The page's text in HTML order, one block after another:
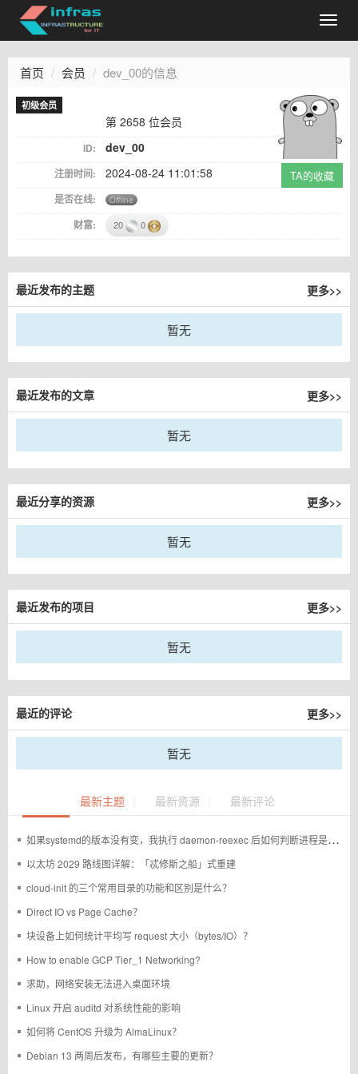
首页 会员 dev_00的信息
TA的收藏
初级会员
第 2658 位会员
ID: dev_00
注册时间: 2024-08-24 11:01:58
是否在线: Offline
财富: 20 0
更多>>
最近发布的主题
暂无
更多>>
最近发布的文章
暂无
更多>>
最近分享的资源
暂无
更多>>
最近发布的项目
暂无
更多>>
最近的评论
暂无
最新主题 最新资源 最新评论
如果systemd的版本没有变，我执行 daemon-reexec 后如何判断进程是否重启过
以太坊 2029 路线图详解：「忒修斯之船」式重建
cloud-init 的三个常用目录的功能和区别是什么？
Direct IO vs Page Cache？
块设备上如何统计平均写 request 大小（bytes/IO）？
How to enable GCP Tier_1 Networking?
求助，网络安装无法进入桌面环境
Linux 开启 auditd 对系统性能的影响
如何将 CentOS 升级为 AlmaLinux？
Debian 13 两周后发布，有哪些主要的更新？